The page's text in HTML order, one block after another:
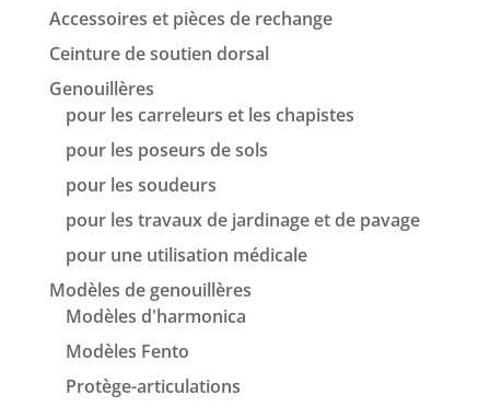
Accessoires et pièces de rechange
Ceinture de soutien dorsal
Genouillères
pour les carreleurs et les chapistes
pour les poseurs de sols
pour les soudeurs
pour les travaux de jardinage et de pavage
pour une utilisation médicale
Modèles de genouillères
Modèles d'harmonica
Modèles Fento
Protège-articulations